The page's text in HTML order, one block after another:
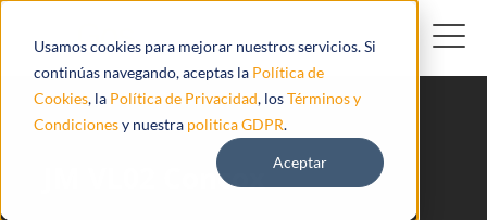
Usamos cookies para mejorar nuestros servicios. Si
continúas navegando, aceptas la Política de
Cookies, la Política de Privacidad, losTérminos y
Condicionesy nuestra politica GDPR.
Aceptar
JM VL02 Concox